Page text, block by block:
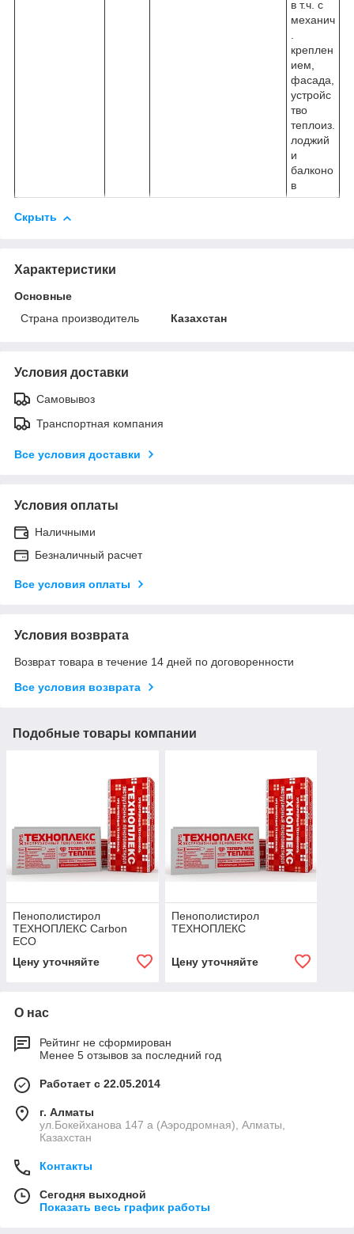
в т.ч. с
механич
.
креплен
ием,
фасада,
устройс
тво
теплоиз.
лоджий
и
балконо
в
Скрыть
Характеристики
Основные
Страна производитель
Казахстан
Условия доставки
Самовывоз
Транспортная компания
Все условия доставки
Условия оплаты
Наличными
Безналичный расчет
Все условия оплаты
Условия возврата
Возврат товара в течение 14 дней по договоренности
Все условия возврата
Подобные товары компании
Пенополистирол
ТЕХНОПЛЕКС Carbon
ECO
Цену уточняйте
Пенополистирол
ТЕХНОПЛЕКС
Цену уточняйте
О нас
Рейтинг не сформирован
Менее 5 отзывов за последний год
Работает с 22.05.2014
г. Алматы
ул.Бокейханова 147 а (Аэродромная), Алматы,
Казахстан
Контакты
Сегодня выходной
Показать весь график работы